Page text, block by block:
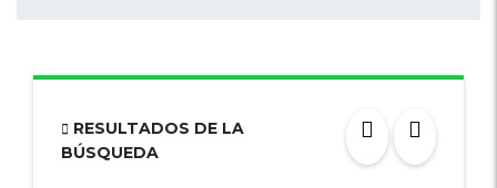
RESULTADOS DE LA
BÚSQUEDA